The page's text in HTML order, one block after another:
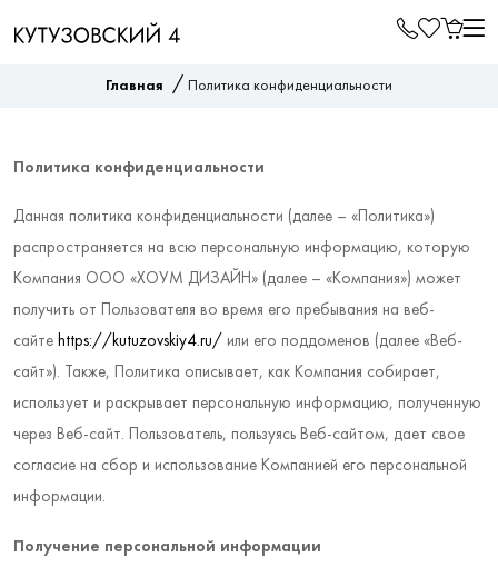
Главная / Политика конфиденциальности
Политика конфиденциальности
Данная политика конфиденциальности (далее – «Политика»)
распространяется на всю персональную информацию, которую
Компания ООО «ХОУМ ДИЗАЙН» (далее – «Компания») может
получить от Пользователя во время его пребывания на веб-
сайте https://kutuzovskiy4.ru/ или его поддоменов (далее «Веб-
сайт»). Также, Политика описывает, как Компания собирает,
использует и раскрывает персональную информацию, полученную
через Веб-сайт. Пользователь, пользуясь Веб-сайтом, дает свое
согласие на сбор и использование Компанией его персональной
информации.
Получение персональной информации